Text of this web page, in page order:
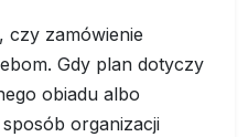
czy zamówienie
Gdy plan dotyczy
obiadu albo
organizacji